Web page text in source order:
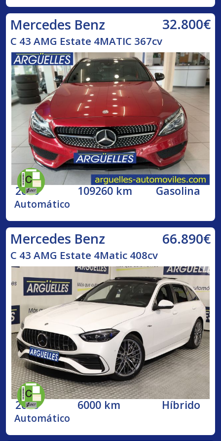
Mercedes Benz 32.800€
C 43 AMG Estate 4MATIC 367cv
2016 109260 km Gasolina
Automático
Mercedes Benz 66.890€
C 43 AMG Estate 4Matic 408cv
2023 6000 km Híbrido
Automático